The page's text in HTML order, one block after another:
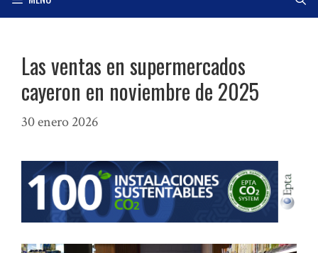
Las ventas en supermercados
cayeron en noviembre de 2025
30 enero 2026